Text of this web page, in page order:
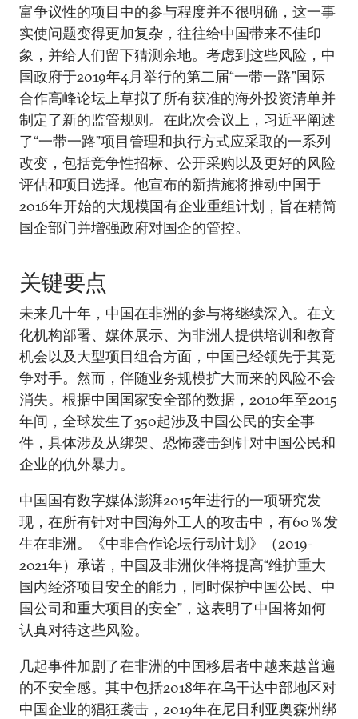
富争议性的项目中的参与程度并不很明确，这一事
实使问题变得更加复杂，往往给中国带来不佳印
象，并给人们留下猜测余地。考虑到这些风险，中
国政府于2019年4月举行的第二届“一带一路”国际
合作高峰论坛上草拟了所有获准的海外投资清单并
制定了新的监管规则。在此次会议上，习近平阐述
了“一带一路”项目管理和执行方式应采取的一系列
改变，包括竞争性招标、公开采购以及更好的风险
评估和项目选择。他宣布的新措施将推动中国于
2016年开始的大规模国有企业重组计划，旨在精简
国企部门并增强政府对国企的管控。
关键要点
未来几十年，中国在非洲的参与将继续深入。在文
化机构部署、媒体展示、为非洲人提供培训和教育
机会以及大型项目组合方面，中国已经领先于其竞
争对手。然而，伴随业务规模扩大而来的风险不会
消失。根据中国国家安全部的数据，2010年至2015
年间，全球发生了350起涉及中国公民的安全事
件，具体涉及从绑架、恐怖袭击到针对中国公民和
企业的仇外暴力。
中国国有数字媒体澎湃2015年进行的一项研究发
现，在所有针对中国海外工人的攻击中，有60％发
生在非洲。《中非合作论坛行动计划》（2019-
2021年）承诺，中国及非洲伙伴将提高“维护重大
国内经济项目安全的能力，同时保护中国公民、中
国公司和重大项目的安全”，这表明了中国将如何
认真对待这些风险。
几起事件加剧了在非洲的中国移居者中越来越普遍
的不安全感。其中包括2018年在乌干达中部地区对
中国企业的猖狂袭击，2019年在尼日利亚奥森州绑